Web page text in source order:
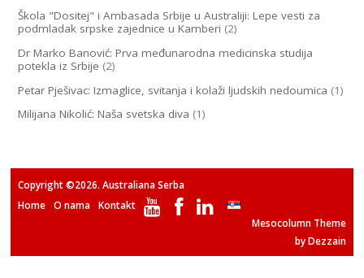
Škola "Dositej" i Ambasada Srbije u Australiji: Lepe vesti za
podmladak srpske zajednice u Kamberi (2)
Dr Marko Banović: Prva međunarodna medicinska studija
potekla iz Srbije (2)
Petar Pješivac: Izmaglice, svitanja i kolaži ljudskih nedoumica (1)
Milijana Nikolić: Naša svetska diva (1)
Copyright ©2026. Australiana Serba
Home O nama Kontakt
Mesocolumn Theme
by Dezzain